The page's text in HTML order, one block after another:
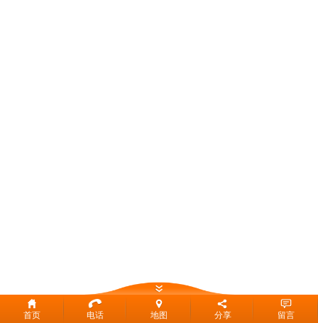
首页 电话 地图 分享 留言